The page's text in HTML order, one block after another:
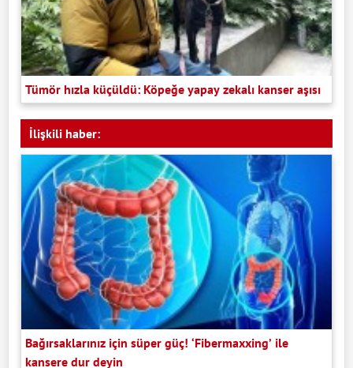
Tümör hızla küçüldü: Köpeğe yapay zekalı kanser aşısı
İlişkili haber:
Bağırsaklarınız için süper güç! ‘Fibermaxxing’ ile
kansere dur deyin